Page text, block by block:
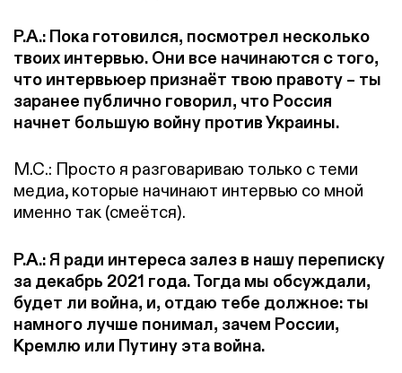
Р.А.: Пока готовился, посмотрел несколько
твоих интервью. Они все начинаются с того,
что интервьюер признаёт твою правоту – ты
заранее публично говорил, что Россия
начнет большую войну против Украины.
М.С.: Просто я разговариваю только с теми
медиа, которые начинают интервью со мной
именно так (смеётся).
Р.А.: Я ради интереса залез в нашу переписку
за декабрь 2021 года. Тогда мы обсуждали,
будет ли война, и, отдаю тебе должное: ты
намного лучше понимал, зачем России,
Кремлю или Путину эта война.